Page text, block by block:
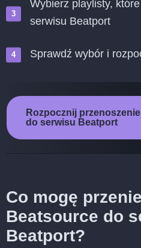
Wybierz playlisty,
serwisu Beatport
Sprawdź wybór i
Rozpocznij
do serwisu Beatport
Co mogę
Beatsource do
Beatport?